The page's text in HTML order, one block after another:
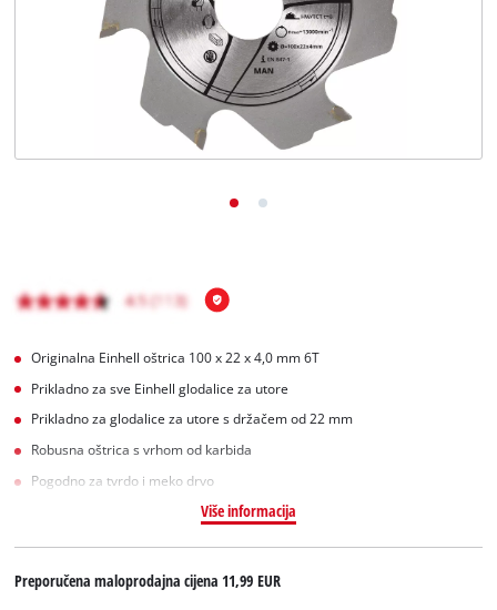
English
Originalna Einhell oštrica 100 x 22 x 4,0 mm 6T
Prikladno za sve Einhell glodalice za utore
Prikladno za glodalice za utore s držačem od 22 mm
Robusna oštrica s vrhom od karbida
Pogodno za tvrdo i meko drvo
Više informacija
Preporučena maloprodajna cijena11,99 EUR